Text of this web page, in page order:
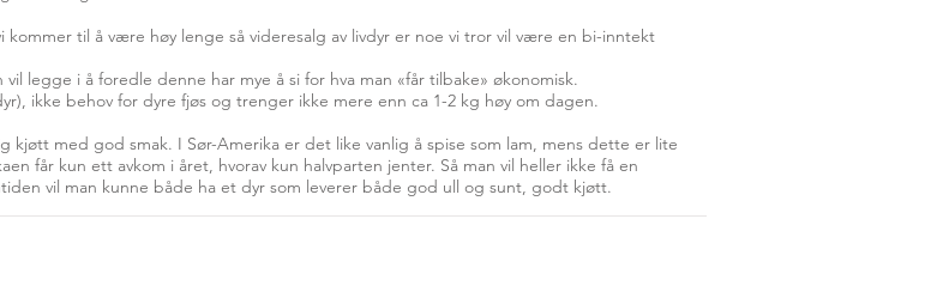
til å være høy lenge så videresalg av livdyr er noe vi tror vil være en bi-inntekt
legge i å foredle denne har mye å si for hva man «får tilbake» økonomisk.
ikke behov for dyre fjøs og trenger ikke mere enn ca 1-2 kg høy om dagen.
med god smak. I Sør-Amerika er det like vanlig å spise som lam, mens dette er lite
får kun ett avkom i året, hvorav kun halvparten jenter. Så man vil heller ikke få en
vil man kunne både ha et dyr som leverer både god ull og sunt, godt kjøtt.